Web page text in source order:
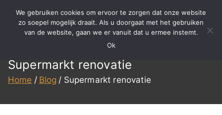
BBS
Reinigen
Meer dan 15 jaar ervaring in
specialistisch reinigen,
Supermarkt renovatie
Home Blog Supermarkt renovatie
We gebruiken cookies om ervoor te zorgen dat onze website
zo soepel mogelijk draait. Als u doorgaat met het gebruiken
van de website, gaan we er vanuit dat u ermee instemt.
Ok